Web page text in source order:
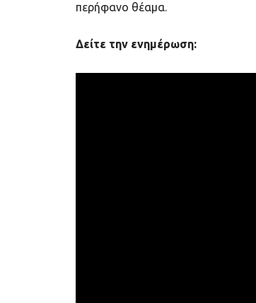
περήφανο θέαμα.
Δείτε την ενημέρωση: